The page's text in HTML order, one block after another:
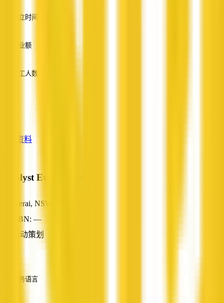
成立时间
营业额
员工人数
查看资料
Catalyst Event Solutions
Werai, NSW
ABN: —
活动策划
服务语言